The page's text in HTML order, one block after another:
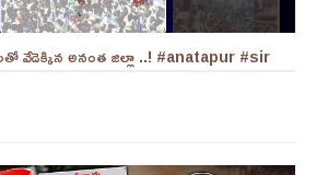
వేడెక్కిన అనంత జిల్లా ..! #anatapur #sir